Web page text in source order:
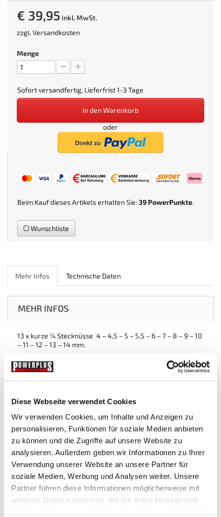
Diese Webseite verwendet Cookies
Wir verwenden Cookies, um Inhalte und Anzeigen zu
personalisieren, Funktionen für soziale Medien anbieten
zu können und die Zugriffe auf unsere Website zu
analysieren. Außerdem geben wir Informationen zu Ihrer
Verwendung unserer Website an unsere Partner für
soziale Medien, Werbung und Analysen weiter. Unsere
Partner führen diese Informationen möglicherweise mit
weiteren Daten zusammen, die Sie ihnen bereitgestellt
€ 39,95 inkl. MwSt.
zzgl.Versandkosten
Menge
Sofort versandfertig, Lieferfrist 1-3 Tage
In den Warenkorb
oder
Beim Kauf dieses Artikels erhalten Sie:39 PowerPunkte.
Wunschliste
Mehr Infos Technische Daten
MEHR INFOS
13 x kurze ¼ Stecknüsse 4 – 4,5 – 5 – 5,5 – 6 – 7 – 8 – 9 – 10
– 11 – 12 – 13 – 14 mm.
9 x Stück lange ¼ Stecknüsse
Maße Innenbereich tiefe
5 mm. 11,5 mm. Ø
6 mm. 15,0 mm. Ø
7 mm. 25,0 mm. Ø
10,2 mm.
8 mm. 21,0 mm. Ø
11,8 mm.
9 mm. 24,0 mm. Ø